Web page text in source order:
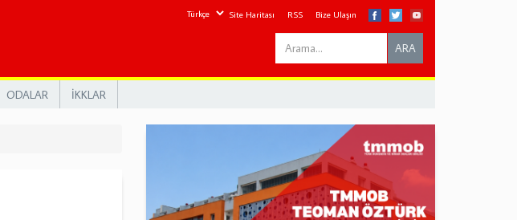
Site Haritası RSS Bize Ulaşın
Search
this
ARA
ODALAR İKKLAR